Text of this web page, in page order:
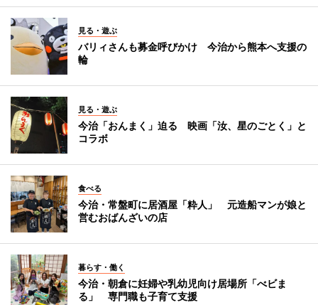
見る・遊ぶ
バリィさんも募金呼びかけ 今治から熊本へ支援の
輪
見る・遊ぶ
今治「おんまく」迫る 映画「汝、星のごとく」と
コラボ
食べる
今治・常盤町に居酒屋「粋人」 元造船マンが娘と
営むおばんざいの店
暮らす・働く
今治・朝倉に妊婦や乳幼児向け居場所「べビま
る」 専門職も子育て支援